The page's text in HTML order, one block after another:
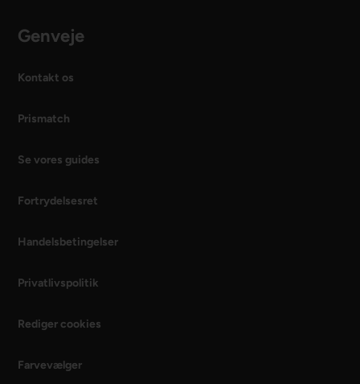
Genveje
Kontakt os
Prismatch
Se vores guides
Fortrydelsesret
Handelsbetingelser
Privatlivspolitik
Rediger cookies
Farvevælger